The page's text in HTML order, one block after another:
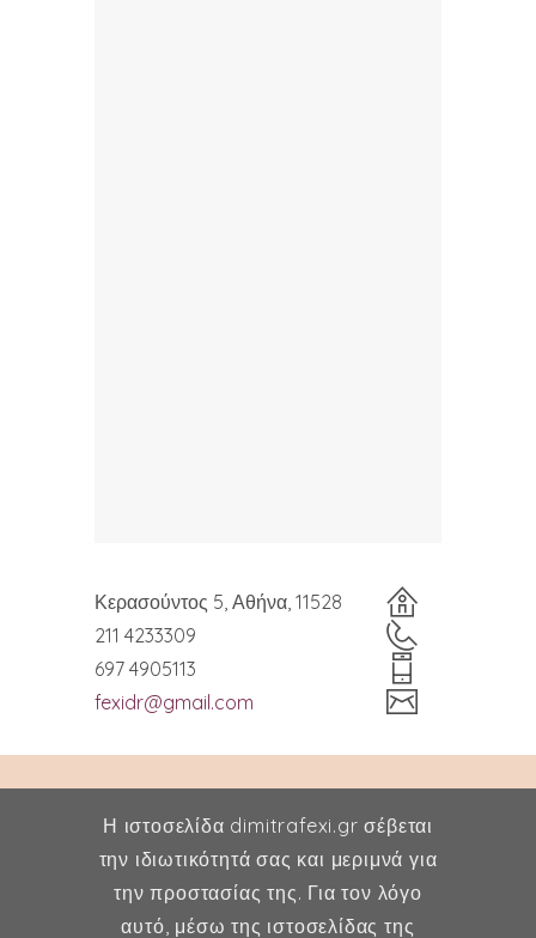
Κερασούντος 5, Αθήνα, 11528
211 4233309
697 4905113
fexidr@gmail.com
Δήμητρα Φέξη
Η ιστοσελίδα dimitrafexi.gr σέβεται
την ιδιωτικότητά σας και μεριμνά για
την προστασίας της. Για τον λόγο
αυτό, μέσω της ιστοσελίδας της